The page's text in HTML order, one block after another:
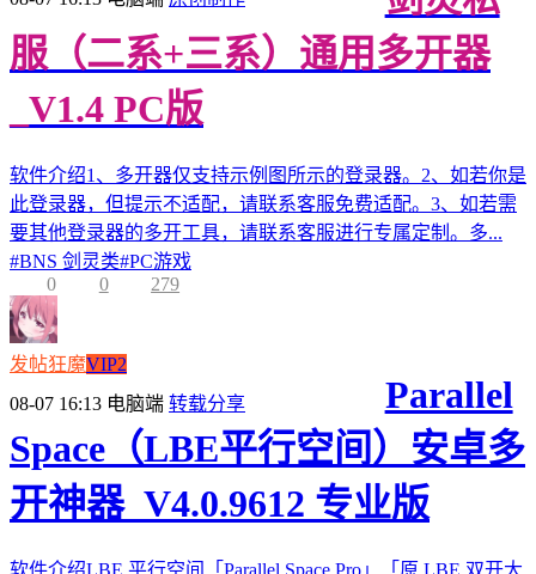
服（二系+三系）通用多开器
_V1.4 PC版
软件介绍1、多开器仅支持示例图所示的登录器。2、如若你是
此登录器，但提示不适配，请联系客服免费适配。3、如若需
要其他登录器的多开工具，请联系客服进行专属定制。多...
#BNS 剑灵类#PC游戏
0
0 279
发帖狂魔VIP2
08-07 16:13 电脑端 转载分享
Parallel
Space（LBE平行空间）安卓多
开神器_V4.0.9612 专业版
软件介绍LBE 平行空间「Parallel Space Pro」「原 LBE 双开大